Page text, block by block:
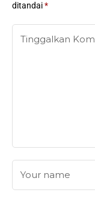
ditandai*